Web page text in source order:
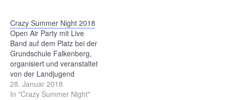
Crazy Summer Night 2018
Open Air Party mit Live
Band auf dem Platz bei der
Grundschule Falkenberg,
organisiert und veranstaltet
von der Landjugend
Falkenberg. Mehr
Informationen hier
28. Januar 2018
In "Crazy Summer Night"